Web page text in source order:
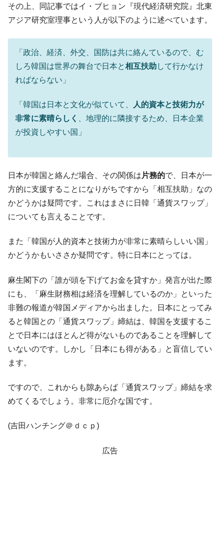
半分未満しか雇用を生まない
Fact1
日本の誇る海洋資源調査船『白嶺』は先進技術の
Fact1
夏の甲子園、優勝校を最も多く輩出している都道
Fact1 今話題の「楽天ライオンズ」とは？
Fact1
全て勝つといくら？ 競馬GI競走で勝利騎手がもら
える賞金とは？
Fact1 平成仮面ライダーの意外すぎるモチーフとは？
Fact1
日本人マスターズ挑戦の歴史。松山以前に最高位
だった選手とは？
Fact1
甲子園通算本塁打、最多の清原に次いで多く打っ
ている意外な選手とは？
その上、同記事ではイ・ブヒョン『現代経済研究院』北東
アジア研究室理事という人が以下のように述べています。
「政治、経済、外交、国防は共に絡んているので、む
しろ韓国は世界の舞台で日本と相互扶助して行かなけ
ればならない」
「韓国は日本と文化が似ていて、
人的資本と技術力が
非常に素晴らしく
、地理的に隣接するため、日本企業
が投資しやすい国」
日本が韓国と絡んだ場合、その関係は 片務的で、日本が一
方的に支援することになりがちですから「相互扶助」なの
かどうかは疑問です。これはまさに日韓「通貨スワップ」
についても言えることです。
また「韓国が人的資本と技術力が非常に素晴らしいい国」
かどうかもいささか疑問です。特に日本にとっては。
麻生閣下の「誰が頭を下げてお金を貸すか」発言が出た際
にも、「麻生財務相は経済を理解しているのか」といった
非難の報道が韓国メディアから出ました。日本にとってみ
ると韓国との「通貨スワップ」締結は、韓国を支援するこ
とで日本にはほとんど得がないものであることを理解して
いないのです。しかし「日本にも得がある」と盲信してい
ます。
ですので、これからも隙あらば「通貨スワップ」締結を求
めてくるでしょう。非常に厄介な国です。
(吉田ハンチング＠ｄｃｐ)
広告